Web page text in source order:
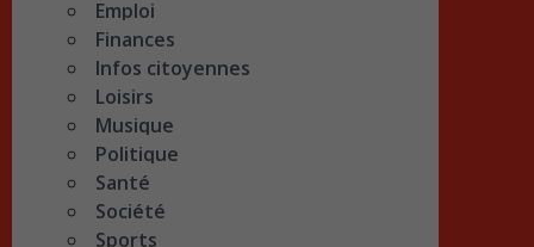
Emploi
Finances
Infos citoyennes
Loisirs
Musique
Politique
Santé
Société
Sports